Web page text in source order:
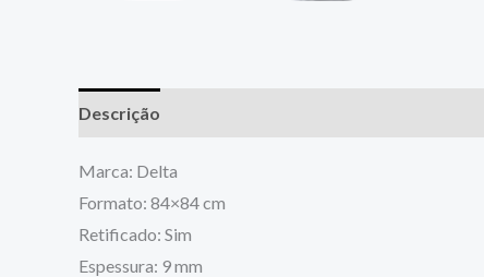
Descrição
Marca: Delta
Formato: 84×84 cm
Retificado: Sim
Espessura: 9 mm